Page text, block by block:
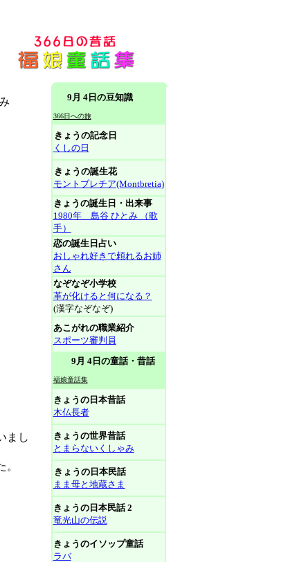
まし
9月 4日の豆知識
366日への旅
きょうの記念日
くしの日
きょうの誕生花
モントブレチア(Montbretia)
きょうの誕生日・出来事
1980年 島谷 ひとみ （歌
手）
恋の誕生日占い
おしゃれ好きで頼れるお姉
さん
なぞなぞ小学校
革が化けると何になる？
(漢字なぞなぞ)
あこがれの職業紹介
スポーツ審判員
9月 4日の童話・昔話
福娘童話集
きょうの日本昔話
木仏長者
きょうの世界昔話
とまらないくしゃみ
きょうの日本民話
まま母と地蔵さま
きょうの日本民話 2
竜光山の伝説
きょうのイソップ童話
ラバ